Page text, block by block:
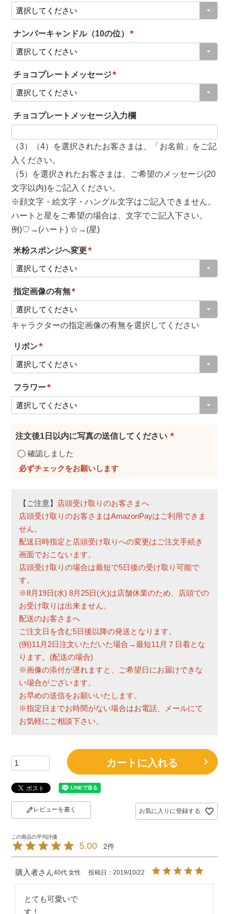
必
須
ナンバーキャンドル（10の位）
必
チョコプレートメッセージ
必
須
チョコプレートメッセージ入力欄
（3）（4）を選択されたお客さまは、「お名前」をご記
入ください。
（5）を選択されたお客さまは、ご希望のメッセージ(20
文字以内)をご記入ください。
※顔文字・絵文字・ハングル文字はご記入できません。
ハートと星をご希望の場合は、文字でご記入下さい。
例)♡→(ハート) ☆→(星)
米粉スポンジへ変更
必
指定画像の有無
必
キャラクターの指定画像の有無を選択してください
リボン
(
必
須
)
フラワー
(
必
須
注文後1日以内に写真の送信してください
確認しました
【ご注意】 店頭受け取りのお客さまへ
店頭受け取りのお客さまはAmazonPayはご利用できま
せん。
配送日時指定と店頭受け取りへの変更はご注文手続き
画面でおこないます。
店頭受け取りの場合は最短で5日後の受け取り可能で
す。
※8月19日(水) 8月25日(火)は店舗休業のため、店頭での
お受け取りは出来ません。
配送のお客さまへ
ご注文日を含む5日後以降の発送となります。
(例)11月2日注文いただいた場合→最短11月７日着とな
ります。(配送の場合)
※画像の添付が遅れますと、ご希望日にお届けできな
い場合がございます。
お早めの送信をお願いいたします。
※指定日までお時間がない場合はお電話、メールにて
お気軽にご相談下さい。
お気に入りに登録する
カートに入れる
5.00 2
購入者 40代 女性 投稿日 2019/10/22
とても可愛いで
す！
レビューを書く